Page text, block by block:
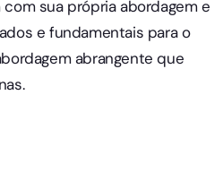
sua própria abordagem e
e fundamentais para o
abrangente que